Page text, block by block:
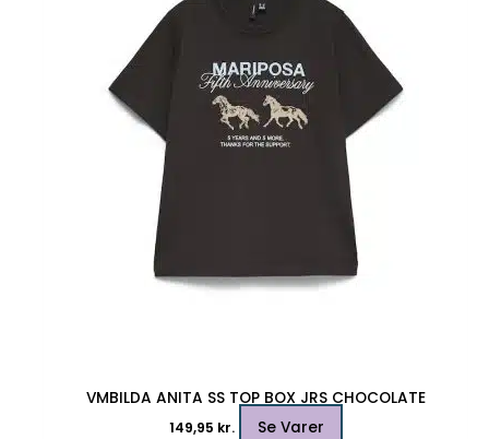
VMBILDA ANITA SS TOP BOX JRS CHOCOLATE
149,95 kr. Se Varer
Mulighederne
kan
vælges
varesiden